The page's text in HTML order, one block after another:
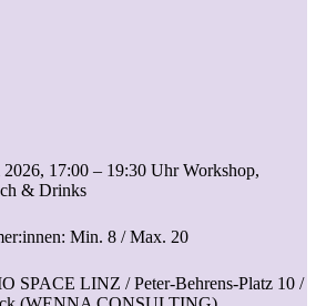
17:00 – 19:30 Uhr Workshop,
& Drinks
Min. 8 / Max. 20
SPACE LINZ / Peter-Behrens-Platz 10 /